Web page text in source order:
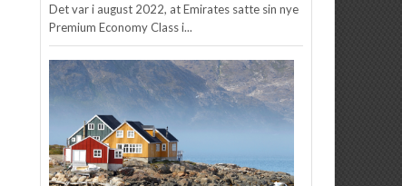
Det var i august 2022, at Emirates satte sin nye
Premium Economy Class i...